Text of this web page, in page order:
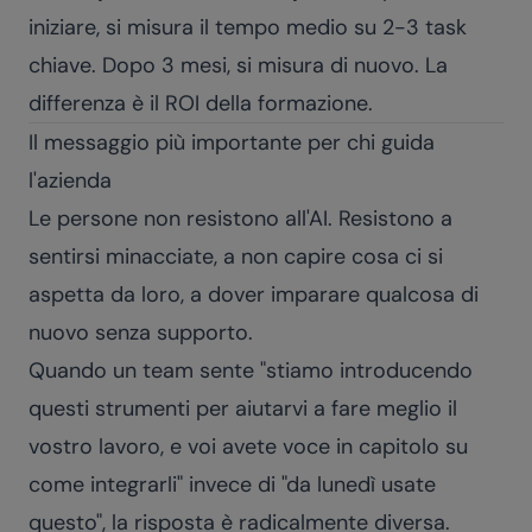
iniziare, si misura il tempo medio su 2-3 task
chiave. Dopo 3 mesi, si misura di nuovo. La
differenza è il ROI della formazione.
Il messaggio più importante per chi guida
l'azienda
Le persone non resistono all'AI. Resistono a
sentirsi minacciate, a non capire cosa ci si
aspetta da loro, a dover imparare qualcosa di
nuovo senza supporto.
Quando un team sente "stiamo introducendo
questi strumenti per aiutarvi a fare meglio il
vostro lavoro, e voi avete voce in capitolo su
come integrarli" invece di "da lunedì usate
questo", la risposta è radicalmente diversa.